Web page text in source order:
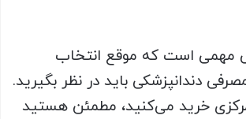
مهمی است که موقع انتخاب
دندانپزشکی باید در نظر بگیرید.
خرید می‌کنید، مطمئن هستید